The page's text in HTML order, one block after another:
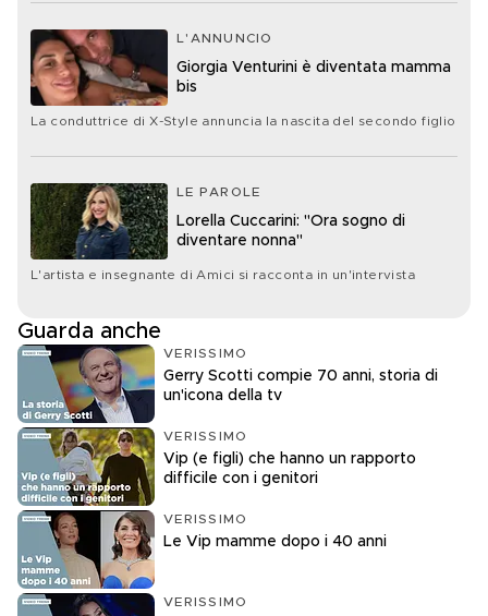
L'ANNUNCIO
Giorgia Venturini è diventata mamma
bis
La conduttrice di X-Style annuncia la nascita del secondo figlio
LE PAROLE
Lorella Cuccarini: "Ora sogno di
diventare nonna"
L'artista e insegnante di Amici si racconta in un'intervista
Guarda anche
VERISSIMO
Gerry Scotti compie 70 anni, storia di
un'icona della tv
VERISSIMO
Vip (e figli) che hanno un rapporto
difficile con i genitori
VERISSIMO
Le Vip mamme dopo i 40 anni
VERISSIMO